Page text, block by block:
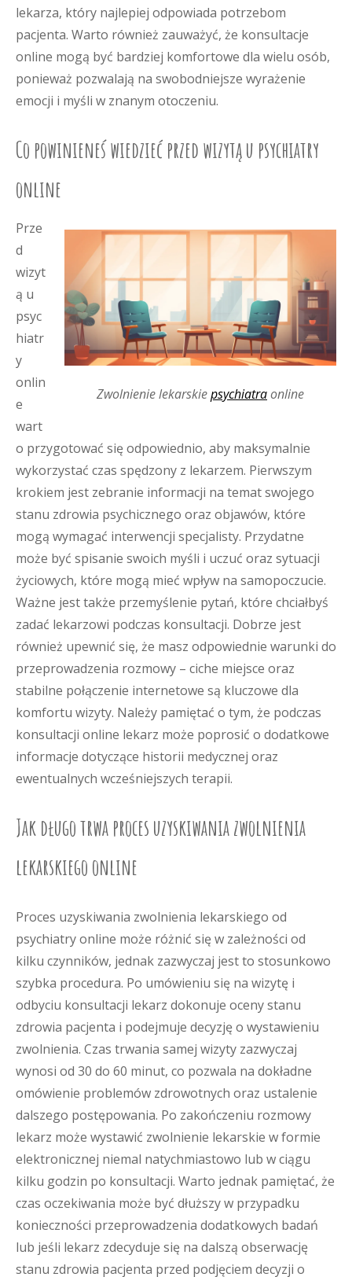
lekarza, który najlepiej odpowiada potrzebom
pacjenta. Warto również zauważyć, że konsultacje
online mogą być bardziej komfortowe dla wielu osób,
ponieważ pozwalają na swobodniejsze wyrażenie
emocji i myśli w znanym otoczeniu.
Co powinieneś wiedzieć przed wizytą u psychiatry
online
Zwolnienie lekarskiepsychiatraonline
Prze
d
wizyt
ą u
psyc
hiatr
y
onlin
e
wart
o przygotować się odpowiednio, aby maksymalnie
wykorzystać czas spędzony z lekarzem. Pierwszym
krokiem jest zebranie informacji na temat swojego
stanu zdrowia psychicznego oraz objawów, które
mogą wymagać interwencji specjalisty. Przydatne
może być spisanie swoich myśli i uczuć oraz sytuacji
życiowych, które mogą mieć wpływ na samopoczucie.
Ważne jest także przemyślenie pytań, które chciałbyś
zadać lekarzowi podczas konsultacji. Dobrze jest
również upewnić się, że masz odpowiednie warunki do
przeprowadzenia rozmowy – ciche miejsce oraz
stabilne połączenie internetowe są kluczowe dla
komfortu wizyty. Należy pamiętać o tym, że podczas
konsultacji online lekarz może poprosić o dodatkowe
informacje dotyczące historii medycznej oraz
ewentualnych wcześniejszych terapii.
Jak długo trwa proces uzyskiwania zwolnienia
lekarskiego online
Proces uzyskiwania zwolnienia lekarskiego od
psychiatry online może różnić się w zależności od
kilku czynników, jednak zazwyczaj jest to stosunkowo
szybka procedura. Po umówieniu się na wizytę i
odbyciu konsultacji lekarz dokonuje oceny stanu
zdrowia pacjenta i podejmuje decyzję o wystawieniu
zwolnienia. Czas trwania samej wizyty zazwyczaj
wynosi od 30 do 60 minut, co pozwala na dokładne
omówienie problemów zdrowotnych oraz ustalenie
dalszego postępowania. Po zakończeniu rozmowy
lekarz może wystawić zwolnienie lekarskie w formie
elektronicznej niemal natychmiastowo lub w ciągu
kilku godzin po konsultacji. Warto jednak pamiętać, że
czas oczekiwania może być dłuższy w przypadku
konieczności przeprowadzenia dodatkowych badań
lub jeśli lekarz zdecyduje się na dalszą obserwację
stanu zdrowia pacjenta przed podjęciem decyzji o